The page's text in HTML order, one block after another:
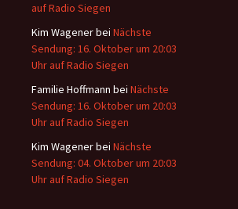
auf Radio Siegen
Kim Wagenerbei Nächste
Sendung: 16. Oktober um 20:03
Uhr auf Radio Siegen
Familie Hoffmann bei Nächste
Sendung: 16. Oktober um 20:03
Uhr auf Radio Siegen
Kim Wagenerbei Nächste
Sendung: 04. Oktober um 20:03
Uhr auf Radio Siegen